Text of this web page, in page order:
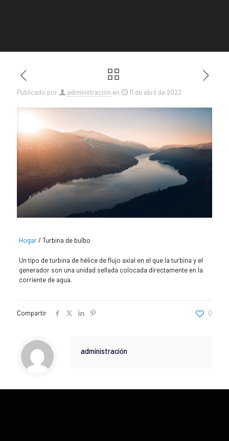
Publicado por administración en 11 de abril de 2022
Hogar/Turbina de bulbo
Un tipo de turbina de hélice de flujo axial en el que la turbina y el
generador son una unidad sellada colocada directamente en la
corriente de agua.
Compartir 0
administración